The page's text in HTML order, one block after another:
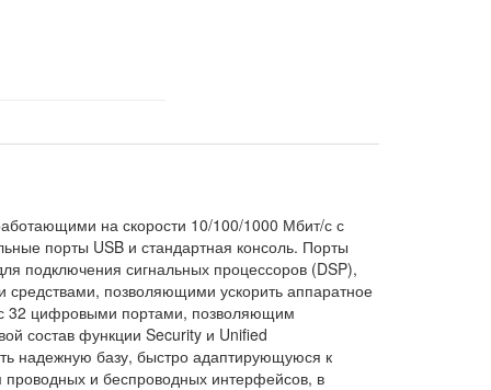
на скорости 10/100/1000 Мбит/с с
порты USB и стандартная консоль. Порты
подключения сигнальных процессоров (DSP),
средствами, позволяющими ускорить аппаратное
32 цифровыми портами, позволяющим
состав функции Security и Unified
надежную базу, быстро адаптирующуюся к
и беспроводных интерфейсов, в